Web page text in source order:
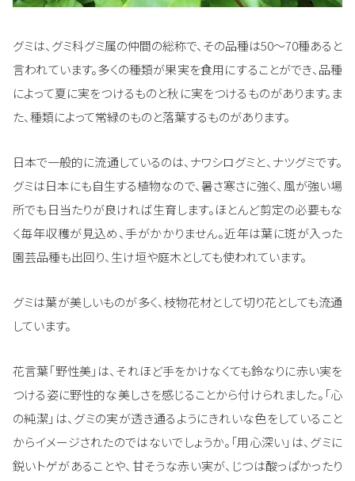
グミは、グミ科グミ属の仲間の総称で、その品種は50～70種あると
言われています。多くの種類が果実を食用にすることができ、品種
によって夏に実をつけるものと秋に実をつけるものがあります。ま
た、種類によって常緑のものと落葉するものがあります。
日本で一般的に流通しているのは、ナワシログミと、ナツグミです。
グミは日本にも自生する植物なので、暑さ寒さに強く、風が強い場
所でも日当たりが良ければ生育します。ほとんど剪定の必要もな
く毎年収穫が見込め、手がかかりません。近年は葉に斑が入った
園芸品種も出回り、生け垣や庭木としても使われています。
グミは葉が美しいものが多く、枝物花材として切り花としても流通
しています。
花言葉「野性美」は、それほど手をかけなくても鈴なりに赤い実を
つける姿に野性的な美しさを感じることから付けられました。「心
の純潔」は、グミの実が透き通るようにきれいな色をしていること
からイメージされたのではないでしょうか。「用心深い」は、グミに
鋭いトゲがあることや、甘そうな赤い実が、じつは酸っぱかったり